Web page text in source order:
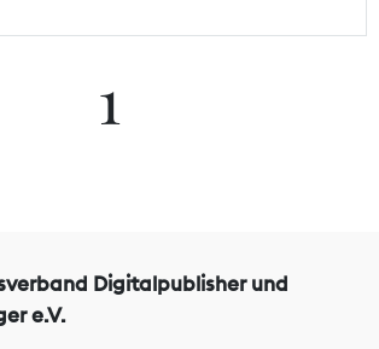
1
Digitalpublisher und
e.V.